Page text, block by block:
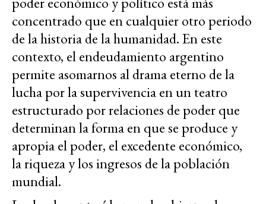
concentrado que en cualquier otro periodo
de la historia de la humanidad. En este
contexto, el endeudamiento argentino
permite asomarnos al drama eterno de la
lucha por la supervivencia en un teatro
estructurado por relaciones de poder que
determinan la forma en que se produce y
apropia el poder, el excedente económico,
la riqueza y los ingresos de la población
mundial.